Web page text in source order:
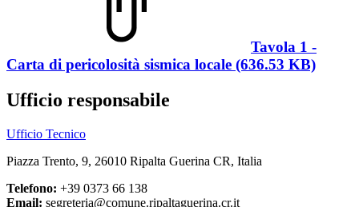
Tavola 1 -
Carta di pericolosità sismica locale (636.53 KB)
Ufficio responsabile
Ufficio Tecnico
Piazza Trento, 9, 26010 Ripalta Guerina CR, Italia
Telefono: +39 0373 66 138
Email: segreteria@comune.ripaltaguerina.cr.it